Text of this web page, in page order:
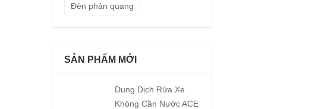
Đèn phản quang
SẢN PHẨM MỚI
Dung Dịch Rửa Xe
Không Cần Nước ACE